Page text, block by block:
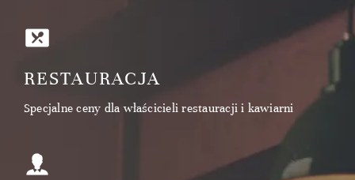
RESTAURACJA
Specjalne ceny dla właścicieli restauracji i kawiarni